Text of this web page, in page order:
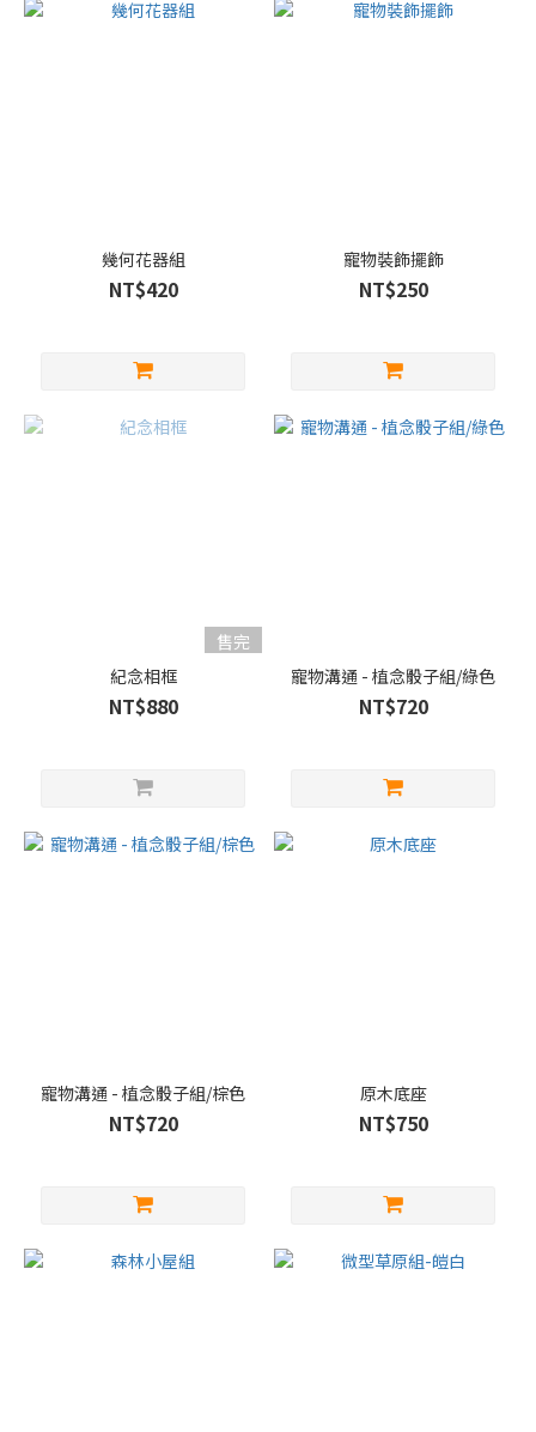
幾何花器組
NT$420
寵物裝飾擺飾
NT$250
售完
紀念相框
NT$880
寵物溝通 - 植念骰子組/綠色
NT$720
寵物溝通 - 植念骰子組/棕色
NT$720
原木底座
NT$750